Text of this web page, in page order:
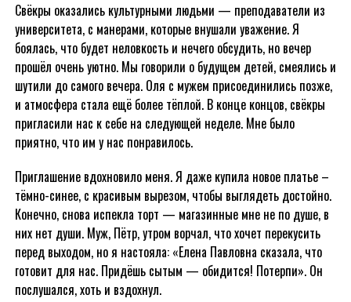
Свёкры оказались культурными людьми — преподаватели из
университета, с манерами, которые внушали уважение. Я
боялась, что будет неловкость и нечего обсудить, но вечер
прошёл очень уютно. Мы говорили о будущем детей, смеялись и
шутили до самого вечера. Оля с мужем присоединились позже,
и атмосфера стала ещё более тёплой. В конце концов, свёкры
пригласили нас к себе на следующей неделе. Мне было
приятно, что им у нас понравилось.
Приглашение вдохновило меня. Я даже купила новое платье –
тёмно-синее, с красивым вырезом, чтобы выглядеть достойно.
Конечно, снова испекла торт — магазинные мне не по душе, в
них нет души. Муж, Пётр, утром ворчал, что хочет перекусить
перед выходом, но я настояла: «Елена Павловна сказала, что
готовит для нас. Придёшь сытым — обидится! Потерпи». Он
послушался, хоть и вздохнул.